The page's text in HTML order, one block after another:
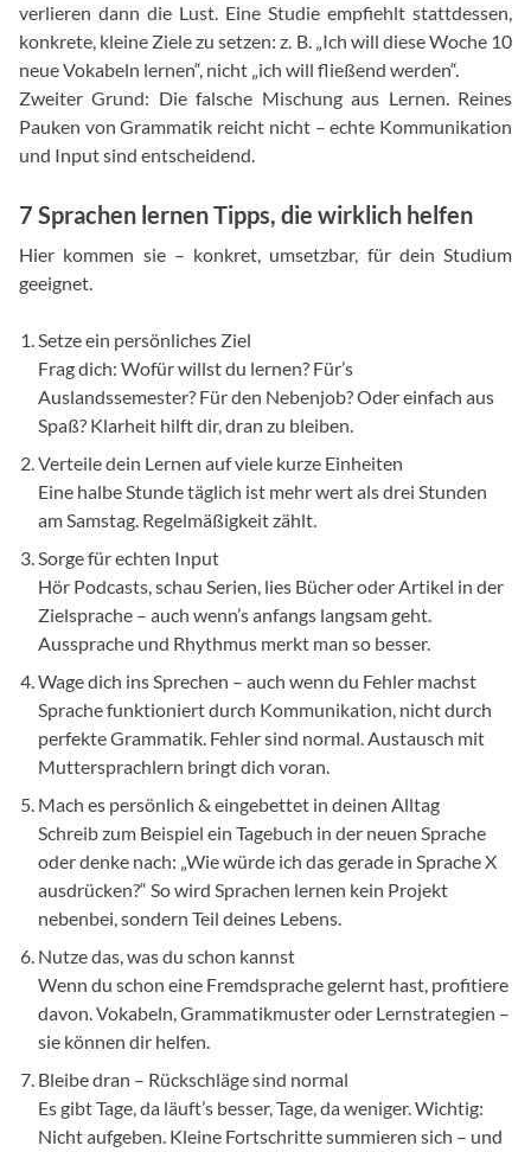
verlieren dann die Lust. Eine Studie empfiehlt stattdessen,
konkrete, kleine Ziele zu setzen: z. B. „Ich will diese Woche 10
neue Vokabeln lernen“, nicht „ich will fließend werden“.
Zweiter Grund: Die falsche Mischung aus Lernen. Reines
Pauken von Grammatik reicht nicht – echte Kommunikation
und Input sind entscheidend.
7 Sprachen lernen Tipps, die wirklich helfen
Hier kommen sie – konkret, umsetzbar, für dein Studium
geeignet.
Setze ein persönliches Ziel
Frag dich: Wofür willst du lernen? Für’s
Auslandssemester? Für den Nebenjob? Oder einfach aus
Spaß? Klarheit hilft dir, dran zu bleiben.
Verteile dein Lernen auf viele kurze Einheiten
Eine halbe Stunde täglich ist mehr wert als drei Stunden
am Samstag. Regelmäßigkeit zählt.
Sorge für echten Input
Hör Podcasts, schau Serien, lies Bücher oder Artikel in der
Zielsprache – auch wenn’s anfangs langsam geht.
Aussprache und Rhythmus merkt man so besser.
Wage dich ins Sprechen – auch wenn du Fehler machst
Sprache funktioniert durch Kommunikation, nicht durch
perfekte Grammatik. Fehler sind normal. Austausch mit
Muttersprachlern bringt dich voran.
Mach es persönlich & eingebettet in deinen Alltag
Schreib zum Beispiel ein Tagebuch in der neuen Sprache
oder denke nach: „Wie würde ich das gerade in Sprache X
ausdrücken?“ So wird Sprachen lernen kein Projekt
nebenbei, sondern Teil deines Lebens.
Nutze das, was du schon kannst
Wenn du schon eine Fremdsprache gelernt hast, profitiere
davon. Vokabeln, Grammatikmuster oder Lernstrategien –
sie können dir helfen.
Bleibe dran – Rückschläge sind normal
Es gibt Tage, da läuft’s besser, Tage, da weniger. Wichtig:
Nicht aufgeben. Kleine Fortschritte summieren sich – und